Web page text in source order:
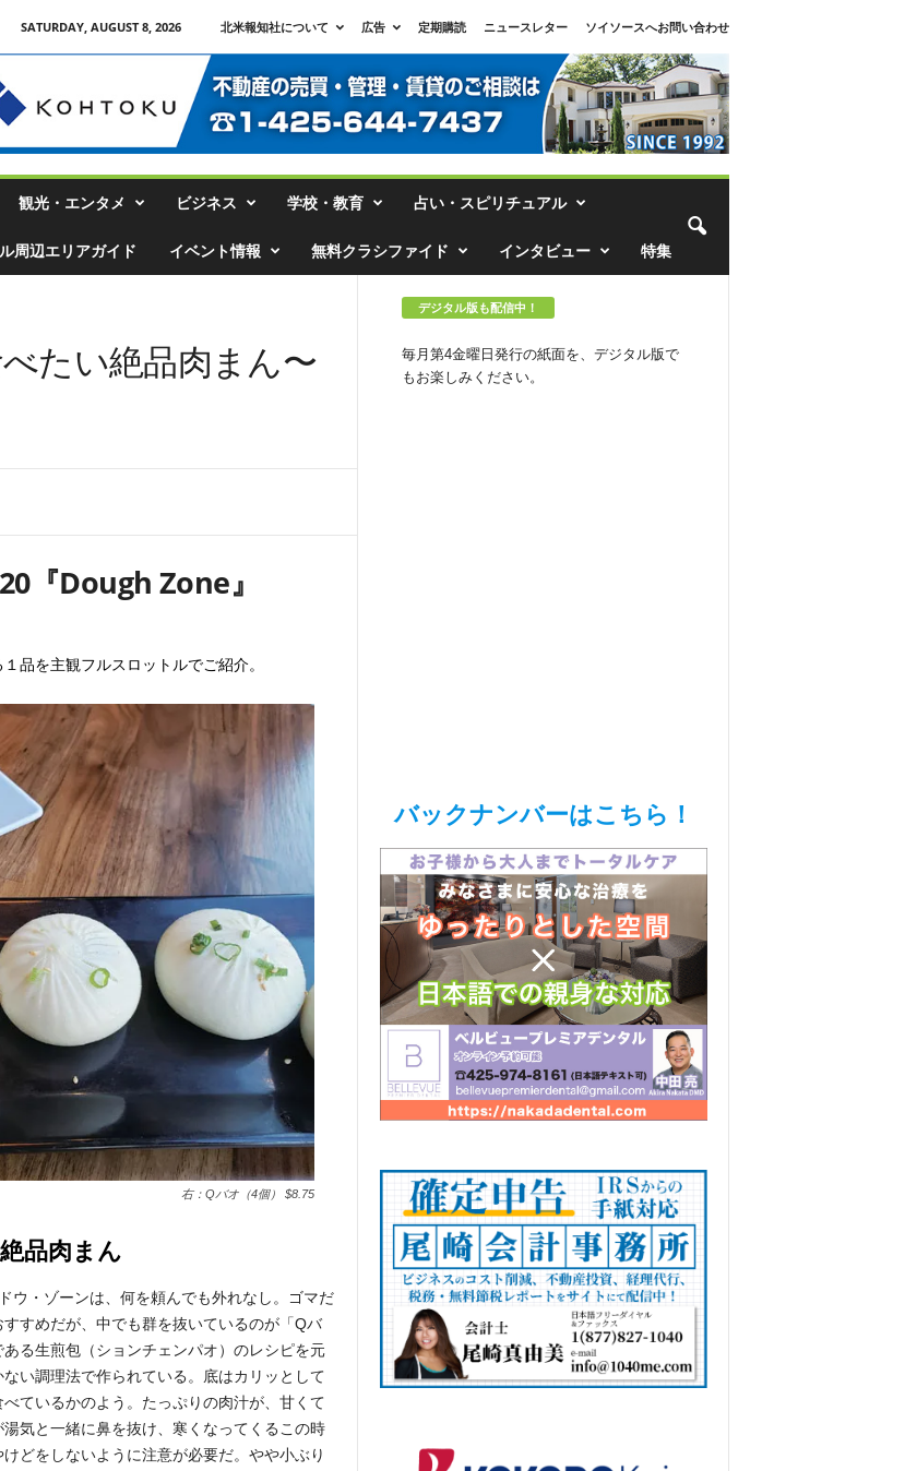
SATURDAY, AUGUST 8, 2026 北米報知社について 広告 定期購読 ニュースレター
ソイソースへお問い合わせ
観光・エンタメ ビジネス 学校・教育 占い・スピリチュアル
周辺エリアガイド イベント情報 無料クラシファイド インタビュー 特集
たい絶品肉まん〜
『Dough Zone』
品を主観フルスロットルでご紹介。
右：Qバオ（4個） $8.75
品肉まん
ウ・ゾーンは、何を頼んでも外れなし。ゴマだ
すめだが、中でも群を抜いているのが「Qバ
る生煎包（ションチェンパオ）のレシピを元
い調理法で作られている。底はカリッとして
ているかのよう。たっぷりの肉汁が、甘くて
気と一緒に鼻を抜け、寒くなってくるこの時
どをしないように注意が必要だ。やや小ぶり
デジタル版も配信中！
毎月第4金曜日発行の紙面を、デジタル版で
もお楽しみください。
バックナンバーはこちら！